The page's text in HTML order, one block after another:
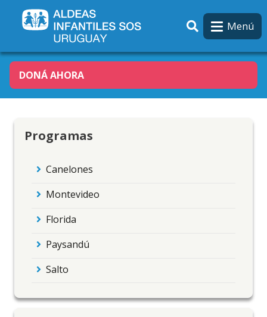
Menú
DONÁ AHORA
Programas
Canelones
Montevideo
Florida
Paysandú
Salto